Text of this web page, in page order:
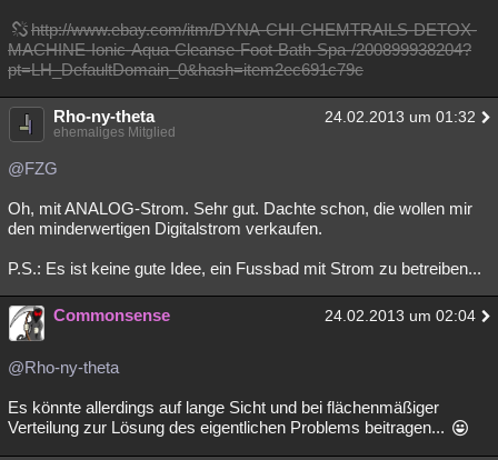
http://www.ebay.com/itm/DYNA-CHI-CHEMTRAILS-DETOX-
MACHINE-Ionic-Aqua-Cleanse-Foot-Bath-Spa-/200899938204?
pt=LH_DefaultDomain_0&hash=item2ec691c79c
Rho-ny-theta 24.02.2013 um 01:32
ehemaliges Mitglied
@FZG
Oh, mit ANALOG-Strom. Sehr gut. Dachte schon, die wollen mir
den minderwertigen Digitalstrom verkaufen.
P.S.: Es ist keine gute Idee, ein Fussbad mit Strom zu betreiben...
Commonsense 24.02.2013 um 02:04
@Rho-ny-theta
Es könnte allerdings auf lange Sicht und bei flächenmäßiger
Verteilung zur Lösung des eigentlichen Problems beitragen...